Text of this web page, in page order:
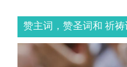
赞主词，赞圣词和 祈祷